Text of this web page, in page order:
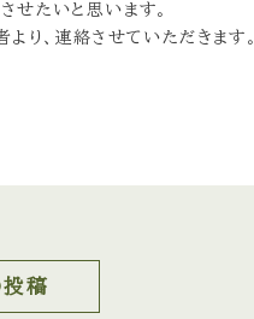
せたいと思います。
り、連絡させていただきます。
稿